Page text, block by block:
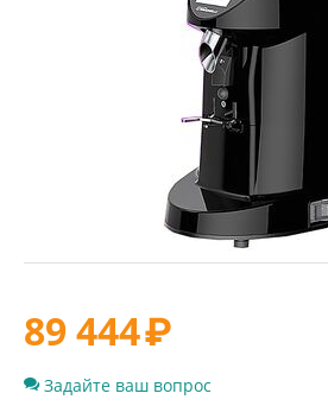
89 444₽
Задайте ваш вопрос